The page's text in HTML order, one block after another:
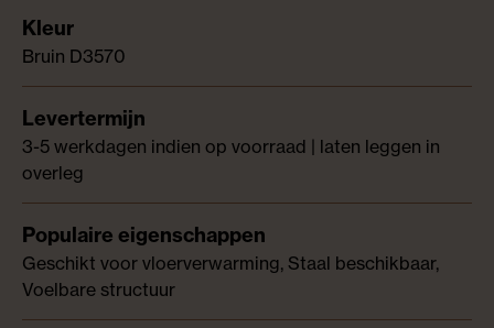
Bruin D3570
3-5 werkdagen indien op voorraad | laten leggen in
overleg
Geschikt voor vloerverwarming, Staal beschikbaar,
Voelbare structuur